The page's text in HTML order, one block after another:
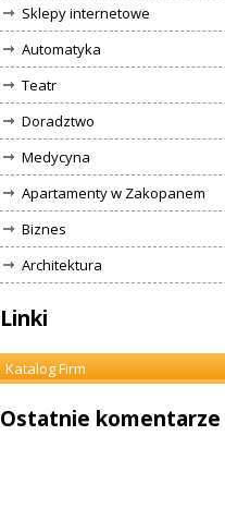
Sklepy internetowe
Automatyka
Teatr
Doradztwo
Medycyna
Apartamenty w Zakopanem
Biznes
Architektura
Linki
Katalog Firm
Ostatnie komentarze